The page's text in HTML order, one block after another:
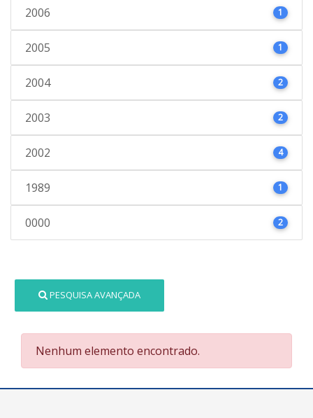
2006 1
2005 1
2004 2
2003 2
2002 4
1989 1
0000 2
PESQUISA AVANÇADA
Nenhum elemento encontrado.